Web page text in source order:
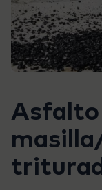
Asfalto